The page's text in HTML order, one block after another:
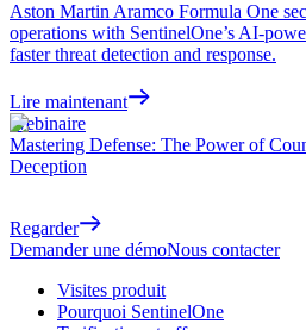
Aston Martin Aramco Formula One
operations with SentinelOne’s AI-
faster threat detection and response.
Lire maintenant
Webinaire
Mastering Defense: The Power of
Deception
Regarder
Demander une démoNous contacter
Visites produit
Pourquoi SentinelOne